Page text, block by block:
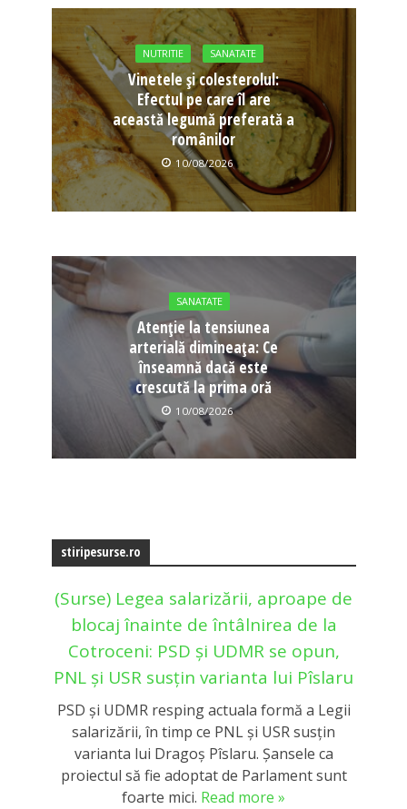
NUTRITIE SANATATE
Vinetele și colesterolul:
Efectul pe care îl are
această legumă preferată a
românilor
10/08/2026
SANATATE
Atenție la tensiunea
arterială dimineața: Ce
înseamnă dacă este
crescută la prima oră
10/08/2026
stiripesurse.ro
(Surse) Legea salarizării, aproape de
blocaj înainte de întâlnirea de la
Cotroceni: PSD și UDMR se opun,
PNL și USR susțin varianta lui Pîslaru
PSD și UDMR resping actuala formă a Legii
salarizării, în timp ce PNL și USR susțin
varianta lui Dragoș Pîslaru. Șansele ca
proiectul să fie adoptat de Parlament sunt
foarte mici. Read more »